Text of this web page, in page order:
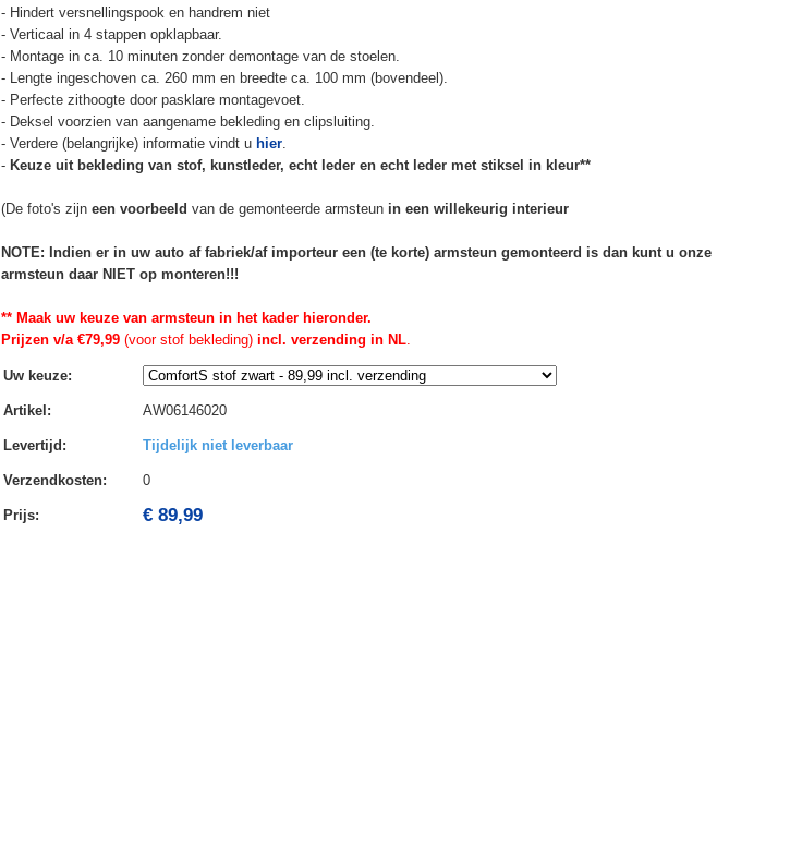
- Hindert versnellingspook en handrem niet
- Verticaal in 4 stappen opklapbaar.
- Montage in ca. 10 minuten zonder demontage van de stoelen.
- Lengte ingeschoven ca. 260 mm en breedte ca. 100 mm (bovendeel).
- Perfecte zithoogte door pasklare montagevoet.
- Deksel voorzien van aangename bekleding en clipsluiting.
- Verdere (belangrijke) informatie vindt u hier.
- Keuze uit bekleding van stof, kunstleder, echt leder en echt leder met stiksel in kleur**
(De foto's zijn een voorbeeld van de gemonteerde armsteun in een willekeurig interieur
NOTE: Indien er in uw auto af fabriek/af importeur een (te korte) armsteun gemonteerd is dan kunt u onze
armsteun daar NIET op monteren!!!
** Maak uw keuze van armsteun in het kader hieronder.
Prijzen v/a €79,99(voor stof bekleding)incl. verzending in NL.
Uw keuze:
Artikel : AW06146020
Levertijd : Tijdelijk niet leverbaar
Verzendkosten: 0
Prijs: € 89,99